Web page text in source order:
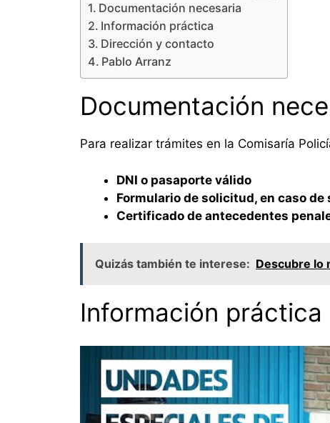
Documentación necesaria
Información práctica
Dirección y contacto
Pablo Arranz
Documentación
Para realizar trámites en la Comisaría
DNI o pasaporte válido
Formulario de solicitud, en caso de
Certificado de antecedentes
Quizás también te interese: Descubre lo
Información práctica